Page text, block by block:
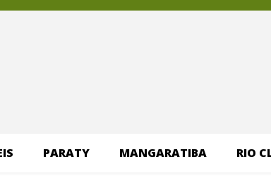
PARATY MANGARATIBA RIO